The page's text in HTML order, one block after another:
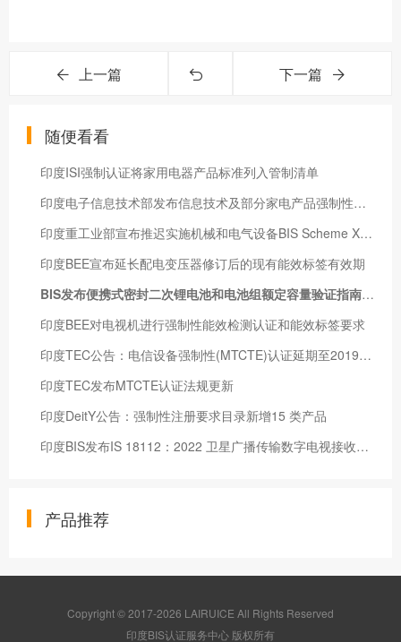
上一篇 下一篇
随便看看
印度ISI强制认证将家用电器产品标准列入管制清单
印度电子信息技术部发布信息技术及部分家电产品强制性注册规定
印度重工业部宣布推迟实施机械和电气设备BIS Scheme X 认证要求
印度BEE宣布延长配电变压器修订后的现有能效标签有效期
BIS发布便携式密封二次锂电池和电池组额定容量验证指南(IS 16047(第3部分):2018第7.3.1条)
印度BEE对电视机进行强制性能效检测认证和能效标签要求
印度TEC公告：电信设备强制性(MTCTE)认证延期至2019年8月1日
印度TEC发布MTCTE认证法规更新
印度DeitY公告：强制性注册要求目录新增15 类产品
印度BIS发布IS 18112：2022 卫星广播传输数字电视接收机规范实施指南
产品推荐
Copyright © 2017-2026 LAIRUICE All Rights Reserved
印度BIS认证服务中心 版权所有